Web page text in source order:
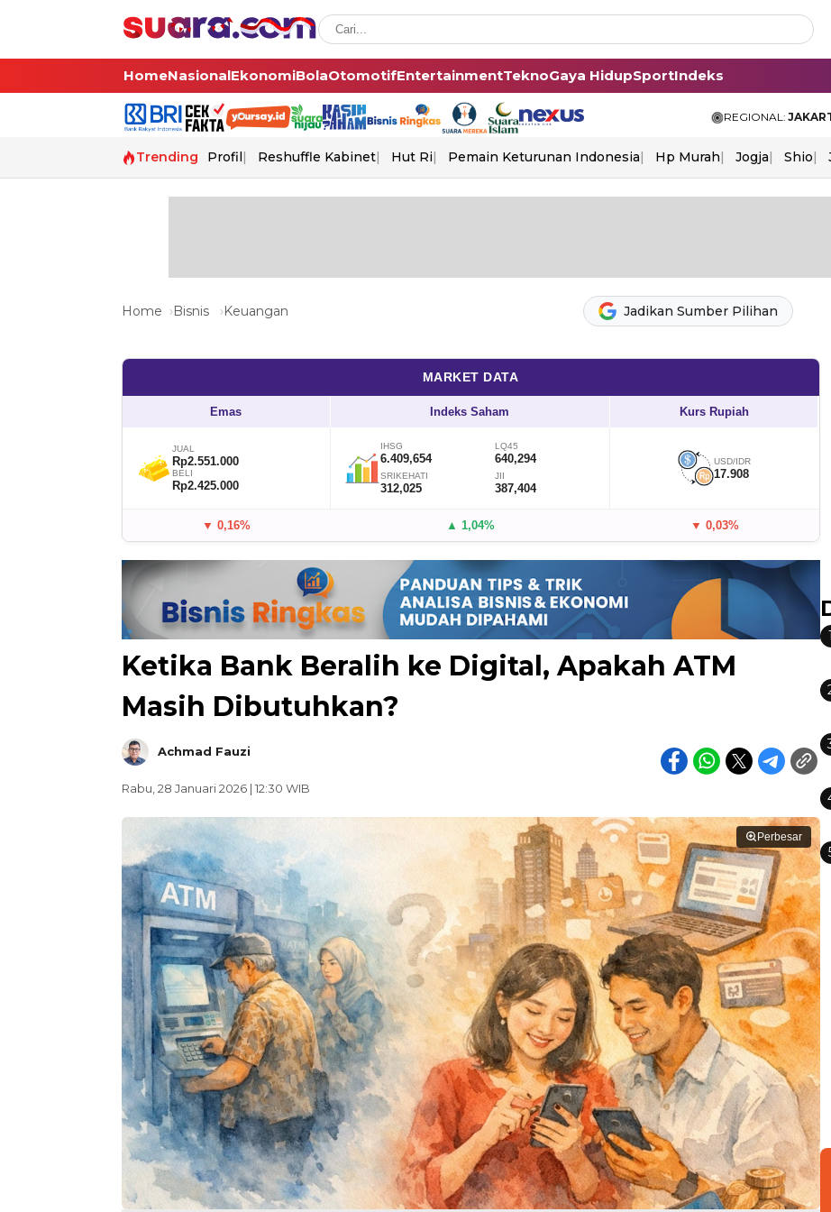
HomeNasionalEkonomiBolaOtomotifEntertainmentTeknoGaya HidupSportIndeks
REGIONAL:
Trending Profil Reshuffle Kabinet Hut Ri Pemain Keturunan Indonesia Hp Murah Jogja Shio
Home Bisnis Keuangan Jadikan Sumber Pilihan
MARKET DATA
Emas Indeks Saham Kurs Rupiah
JUAL
Rp2.551.000
BELI
Rp2.425.000
IHSG
6.409,654
LQ45
640,294
SRIKEHATI
312,025
JII
387,404
USD/IDR
17.908
▼ 0,16% ▲ 1,04% ▼ 0,03%
Ketika Bank Beralih ke Digital, Apakah ATM
Masih Dibutuhkan?
Achmad Fauzi
Rabu, 28 Januari 2026 | 12:30 WIB
Perbesar
1